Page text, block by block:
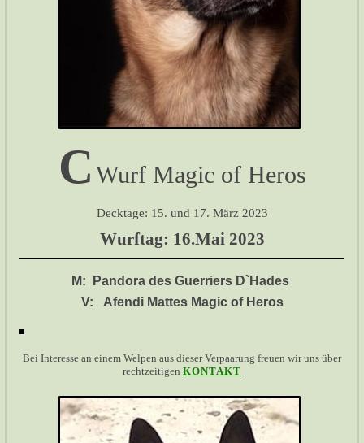
C Wurf Magic of Heros
Decktage: 15. und 17. März 2023
Wurftag: 16.Mai 2023
M: Pandora des Guerriers D`Hades
V: Afendi Mattes Magic of Heros
Bei Interesse an einem Welpen aus dieser Verpaarung freuen wir uns über
rechtzeitigen KONTAKT